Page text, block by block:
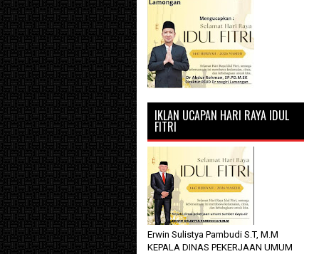
IKLAN UCAPAN HARI RAYA IDUL
FITRI
Erwin Sulistya Pambudi S.T, M.M
KEPALA DINAS PEKERJAAN UMUM